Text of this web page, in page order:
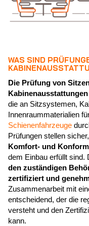
WAS SIND
Die Prüfung von
Kabinenausstattungen
die an Sitzsystemen,
Innenraummaterialien
Schienenfahrzeuge
Prüfungen stellen
Komfort- und
dem Einbau erfüllt sind.
den zuständigen
zertifiziert und
Zusammenarbeit mit
entscheidend, der die
versteht und den
kann.